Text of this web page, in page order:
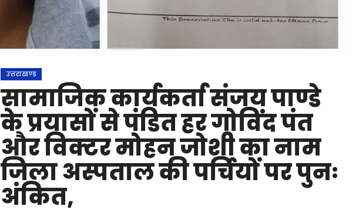
उत्तराखण्ड
सामाजिक कार्यकर्ता संजय पाण्डे
के प्रयासों से पंडित हर गोविंद पंत
और विक्टर मोहन जोशी का नाम
जिला अस्पताल की पर्चियों पर पुनः
अंकित,